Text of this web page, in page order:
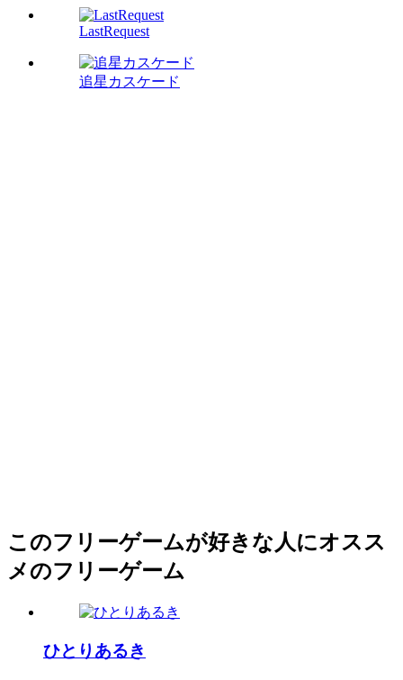
LastRequest
追星カスケード
このフリーゲームが好きな人にオスス
メのフリーゲーム
ひとりあるき